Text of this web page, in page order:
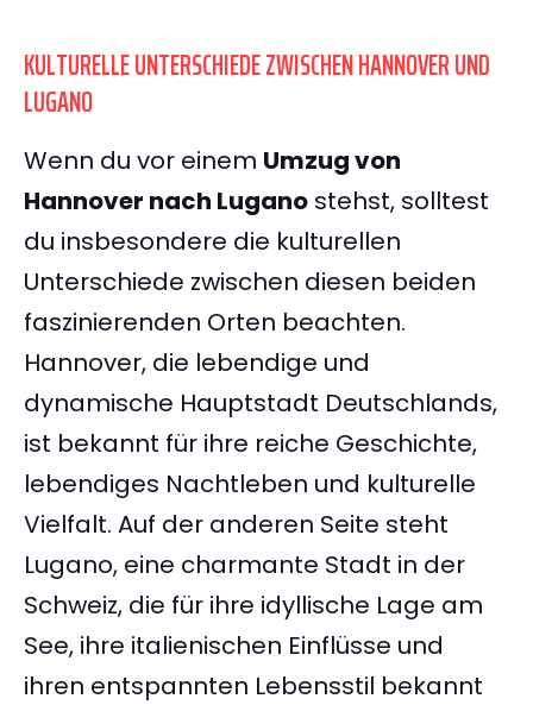
KULTURELLE UNTERSCHIEDE ZWISCHEN HANNOVER UND
LUGANO
Wenn du vor einem Umzug von
Hannover nach Lugano stehst, solltest
du insbesondere die kulturellen
Unterschiede zwischen diesen beiden
faszinierenden Orten beachten.
Hannover, die lebendige und
dynamische Hauptstadt Deutschlands,
ist bekannt für ihre reiche Geschichte,
lebendiges Nachtleben und kulturelle
Vielfalt. Auf der anderen Seite steht
Lugano, eine charmante Stadt in der
Schweiz, die für ihre idyllische Lage am
See, ihre italienischen Einflüsse und
ihren entspannten Lebensstil bekannt